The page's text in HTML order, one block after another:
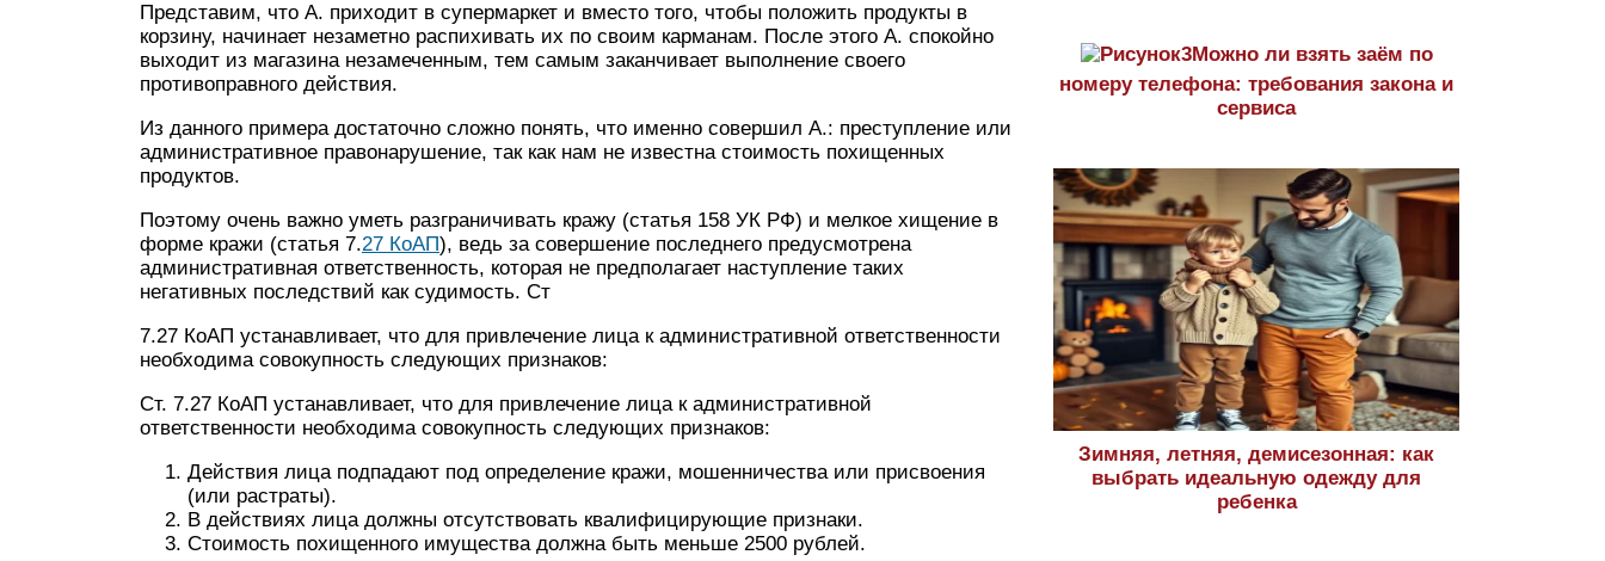
Представим, что А. приходит в супермаркет и вместо того, чтобы положить продукты в
корзину, начинает незаметно распихивать их по своим карманам. После этого А. спокойно
выходит из магазина незамеченным, тем самым заканчивает выполнение своего
противоправного действия.
Из данного примера достаточно сложно понять, что именно совершил А.: преступление или
административное правонарушение, так как нам не известна стоимость похищенных
продуктов.
Поэтому очень важно уметь разграничивать кражу (статья 158 УК РФ) и мелкое хищение в
форме кражи (статья 7.27 КоАП), ведь за совершение последнего предусмотрена
административная ответственность, которая не предполагает наступление таких
негативных последствий как судимость. Ст
7.27 КоАП устанавливает, что для привлечение лица к административной ответственности
необходима совокупность следующих признаков:
Ст. 7.27 КоАП устанавливает, что для привлечение лица к административной
ответственности необходима совокупность следующих признаков:
Действия лица подпадают под определение кражи, мошенничества или присвоения
(или растраты).
В действиях лица должны отсутствовать квалифицирующие признаки.
Стоимость похищенного имущества должна быть меньше 2500 рублей.
Можно ли взять заём по
номеру телефона: требования закона и
сервиса
Зимняя, летняя, демисезонная: как
выбрать идеальную одежду для
ребенка